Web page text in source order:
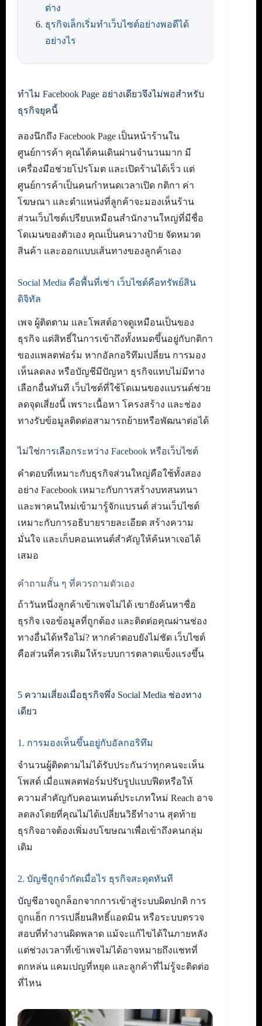
ต่าง
ธุรกิจเล็กเริ่มทำเว็บไซต์อย่างพอดีได้
อย่างไร
ทำไม Facebook Page อย่างเดียวจึงไม่พอสำหรับ
ธุรกิจยุคนี้
ลองนึกถึง Facebook Page เป็นหน้าร้านใน
ศูนย์การค้า คุณได้คนเดินผ่านจำนวนมาก มี
เครื่องมือช่วยโปรโมต และเปิดร้านได้เร็ว แต่
ศูนย์การค้าเป็นคนกำหนดเวลาเปิด กติกา ค่า
โฆษณา และตำแหน่งที่ลูกค้าจะมองเห็นร้าน
ส่วนเว็บไซต์เปรียบเหมือนสำนักงานใหญ่ที่มีชื่อ
โดเมนของตัวเอง คุณเป็นคนวางป้าย จัดหมวด
สินค้า และออกแบบเส้นทางของลูกค้าเอง
Social Media คือพื้นที่เช่า เว็บไซต์คือทรัพย์สิน
ดิจิทัล
เพจ ผู้ติดตาม และโพสต์อาจดูเหมือนเป็นของ
ธุรกิจ แต่สิทธิ์ในการเข้าถึงทั้งหมดขึ้นอยู่กับกติกา
ของแพลตฟอร์ม หากอัลกอริทึมเปลี่ยน การมอง
เห็นลดลง หรือบัญชีมีปัญหา ธุรกิจแทบไม่มีทาง
เลือกอื่นทันที เว็บไซต์ที่ใช้โดเมนของแบรนด์ช่วย
ลดจุดเสี่ยงนี้ เพราะเนื้อหา โครงสร้าง และช่อง
ทางรับข้อมูลติดต่อสามารถย้ายหรือพัฒนาต่อได้
ไม่ใช่การเลือกระหว่าง Facebook หรือเว็บไซต์
คำตอบที่เหมาะกับธุรกิจส่วนใหญ่คือใช้ทั้งสอง
อย่าง Facebook เหมาะกับการสร้างบทสนทนา
และพาคนใหม่เข้ามารู้จักแบรนด์ ส่วนเว็บไซต์
เหมาะกับการอธิบายรายละเอียด สร้างความ
มั่นใจ และเก็บคอนเทนต์สำคัญให้ค้นหาเจอได้
เสมอ
คำถามสั้น ๆ ที่ควรถามตัวเอง
ถ้าวันหนึ่งลูกค้าเข้าเพจไม่ได้ เขายังค้นหาชื่อ
ธุรกิจ เจอข้อมูลที่ถูกต้อง และติดต่อคุณผ่านช่อง
ทางอื่นได้หรือไม่? หากคำตอบยังไม่ชัด เว็บไซต์
คือส่วนที่ควรเติมให้ระบบการตลาดแข็งแรงขึ้น
5 ความเสี่ยงเมื่อธุรกิจพึ่ง Social Media ช่องทาง
เดียว
1. การมองเห็นขึ้นอยู่กับอัลกอริทึม
จำนวนผู้ติดตามไม่ได้รับประกันว่าทุกคนจะเห็น
โพสต์ เมื่อแพลตฟอร์มปรับรูปแบบฟีดหรือให้
ความสำคัญกับคอนเทนต์ประเภทใหม่ Reach อาจ
ลดลงโดยที่คุณไม่ได้เปลี่ยนวิธีทำงาน สุดท้าย
ธุรกิจอาจต้องเพิ่มงบโฆษณาเพื่อเข้าถึงคนกลุ่ม
เดิม
2. บัญชีถูกจำกัดเมื่อไร ธุรกิจสะดุดทันที
บัญชีอาจถูกล็อกจากการเข้าสู่ระบบผิดปกติ การ
ถูกแฮ็ก การเปลี่ยนสิทธิ์แอดมิน หรือระบบตรวจ
สอบที่ทำงานผิดพลาด แม้จะแก้ไขได้ในภายหลัง
แต่ช่วงเวลาที่เข้าเพจไม่ได้อาจหมายถึงแชทที่
ตกหล่น แคมเปญที่หยุด และลูกค้าที่ไม่รู้จะติดต่อ
ที่ไหน